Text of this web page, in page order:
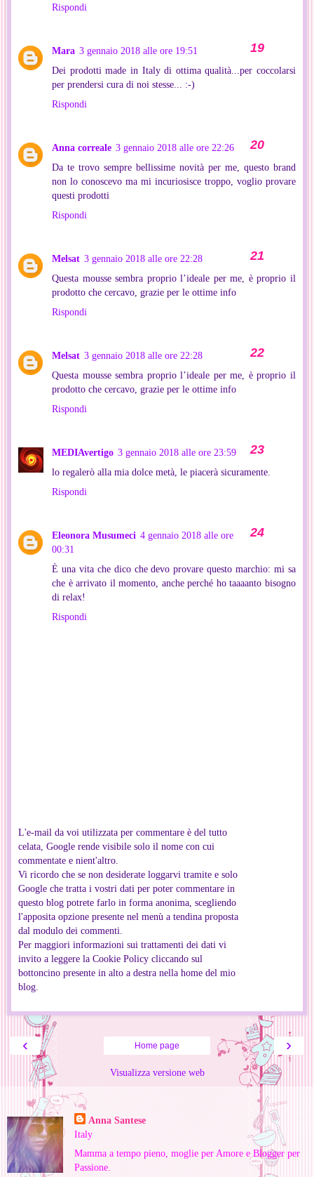
Rispondi
Mara 3 gennaio 2018 alle ore 19:51
Dei prodotti made in Italy di ottima qualità...per coccolarsi
per prendersi cura di noi stesse... :-)
Rispondi
Anna correale 3 gennaio 2018 alle ore 22:26
Da te trovo sempre bellissime novità per me, questo brand
non lo conoscevo ma mi incuriosisce troppo, voglio provare
questi prodotti
Rispondi
Melsat 3 gennaio 2018 alle ore 22:28
Questa mousse sembra proprio l’ideale per me, è proprio il
prodotto che cercavo, grazie per le ottime info
Rispondi
Melsat 3 gennaio 2018 alle ore 22:28
Questa mousse sembra proprio l’ideale per me, è proprio il
prodotto che cercavo, grazie per le ottime info
Rispondi
MEDIAvertigo 3 gennaio 2018 alle ore 23:59
lo regalerò alla mia dolce metà, le piacerà sicuramente.
Rispondi
Eleonora Musumeci 4 gennaio 2018 alle ore
00:31
È una vita che dico che devo provare questo marchio: mi sa
che è arrivato il momento, anche perché ho taaaanto bisogno
di relax!
Rispondi
L'e-mail da voi utilizzata per commentare è del tutto
celata, Google rende visibile solo il nome con cui
commentate e nient'altro.
Vi ricordo che se non desiderate loggarvi tramite e solo
Google che tratta i vostri dati per poter commentare in
questo blog potrete farlo in forma anonima, scegliendo
l'apposita opzione presente nel menù a tendina proposta
dal modulo dei commenti.
Per maggiori informazioni sui trattamenti dei dati vi
invito a leggere la Cookie Policy cliccando sul
bottoncino presente in alto a destra nella home del mio
blog.
‹ ›
Home page
Visualizza versione web
Informazioni personali
Anna Santese
Italy
Mamma a tempo pieno, moglie per Amore e Blogger per
Passione.